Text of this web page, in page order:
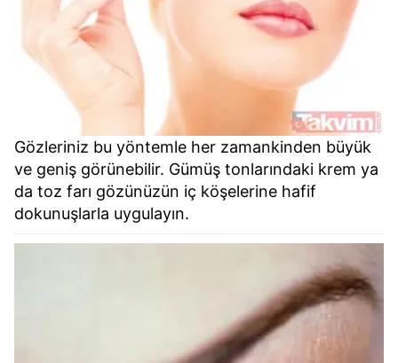
Gözleriniz bu yöntemle her zamankinden büyük
ve geniş görünebilir. Gümüş tonlarındaki krem ya
da toz farı gözünüzün iç köşelerine hafif
dokunuşlarla uygulayın.